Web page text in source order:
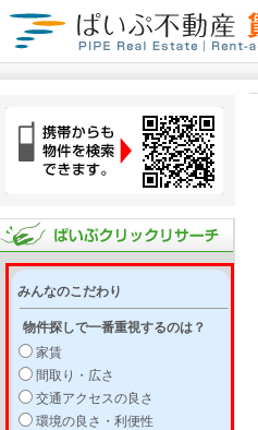
みんなのこだわり
物件探しで一番重視するのは？
家賃
間取り・広さ
交通アクセスの良さ
環境の良さ・利便性